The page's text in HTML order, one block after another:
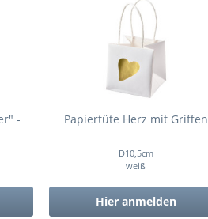
-
Papiertüte Herz mit Griffen
D10,5cm
weiß
Hier anmelden